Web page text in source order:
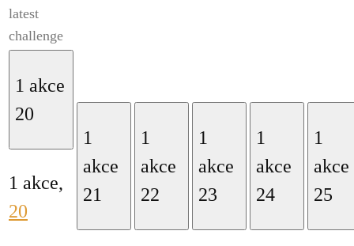
latest
challenge
1 akce
20
1 akce,
20
1
akce
21
1
akce
22
1
akce
23
1
akce
24
1
akce
25